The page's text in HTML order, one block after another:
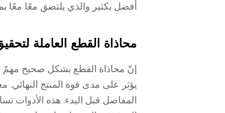
أفضل بكثير والذي يلتصق معًا
محاذاة القطع العاملة
إنّ محاذاة القطع بشكل صحيح مهمّ
يؤثر على مدى قوة المنتج
المفاصل قبل البدء. هذه الأدوات